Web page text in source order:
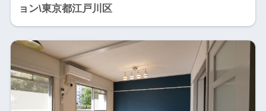
ョン\東京都江戸川区